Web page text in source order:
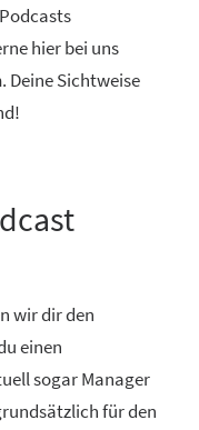
hier bei uns
. Deine Sichtweise
wir dir den
einen
sogar Manager
für den